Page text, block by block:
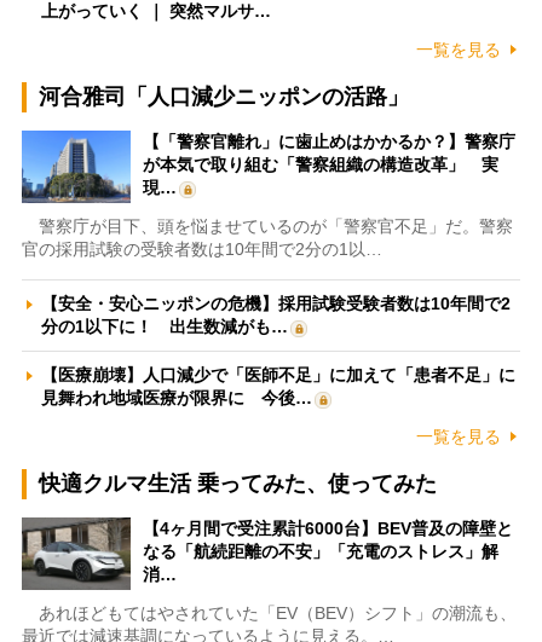
上がっていく ｜ 突然マルサ…
一覧を見る
河合雅司「人口減少ニッポンの活路」
【「警察官離れ」に歯止めはかかるか？】警察庁
が本気で取り組む「警察組織の構造改革」 実
現…
警察庁が目下、頭を悩ませているのが「警察官不足」だ。警察
官の採用試験の受験者数は10年間で2分の1以…
【安全・安心ニッポンの危機】採用試験受験者数は10年間で2
分の1以下に！ 出生数減がも…
【医療崩壊】人口減少で「医師不足」に加えて「患者不足」に
見舞われ地域医療が限界に 今後…
一覧を見る
快適クルマ生活 乗ってみた、使ってみた
【4ヶ月間で受注累計6000台】BEV普及の障壁と
なる「航続距離の不安」「充電のストレス」解
消…
あれほどもてはやされていた「EV（BEV）シフト」の潮流も、
最近では減速基調になっているように見える。…